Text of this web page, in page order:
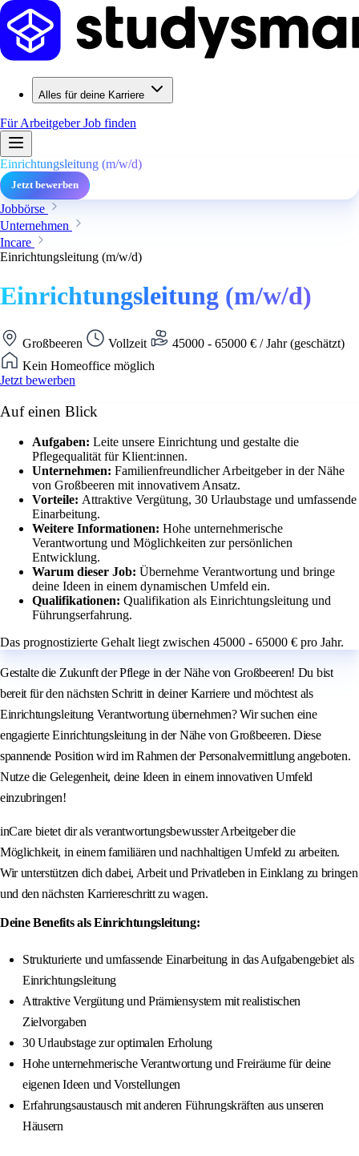
Alles für deine Karriere
Für ArbeitgeberJob finden
Einrichtungsleitung (m/w/d)
Jetzt bewerben
Jobbörse
Unternehmen
Incare
Einrichtungsleitung (m/w/d)
Einrichtungsleitung (m/w/d)
Großbeeren Vollzeit
45000 - 65000 € / Jahr (geschätzt)
Kein Homeoffice möglich
Jetzt bewerben
Auf einen Blick
Aufgaben: Leite unsere Einrichtung und gestalte die
Pflegequalität für Klient:innen.
Unternehmen: Familienfreundlicher Arbeitgeber in der Nähe
von Großbeeren mit innovativem Ansatz.
Vorteile: Attraktive Vergütung, 30 Urlaubstage und umfassende
Einarbeitung.
Weitere Informationen: Hohe unternehmerische
Verantwortung und Möglichkeiten zur persönlichen
Entwicklung.
Warum dieser Job: Übernehme Verantwortung und bringe
deine Ideen in einem dynamischen Umfeld ein.
Qualifikationen: Qualifikation als Einrichtungsleitung und
Führungserfahrung.
Das prognostizierte Gehalt liegt zwischen 45000 - 65000 € pro Jahr.
Gestalte die Zukunft der Pflege in der Nähe von Großbeeren! Du bist
bereit für den nächsten Schritt in deiner Karriere und möchtest als
Einrichtungsleitung Verantwortung übernehmen? Wir suchen eine
engagierte Einrichtungsleitung in der Nähe von Großbeeren. Diese
spannende Position wird im Rahmen der Personalvermittlung angeboten.
Nutze die Gelegenheit, deine Ideen in einem innovativen Umfeld
einzubringen!
inCare bietet dir als verantwortungsbewusster Arbeitgeber die
Möglichkeit, in einem familiären und nachhaltigen Umfeld zu arbeiten.
Wir unterstützen dich dabei, Arbeit und Privatleben in Einklang zu bringen
und den nächsten Karriereschritt zu wagen.
Deine Benefits als Einrichtungsleitung:
Strukturierte und umfassende Einarbeitung in das Aufgabengebiet als
Einrichtungsleitung
Attraktive Vergütung und Prämiensystem mit realistischen
Zielvorgaben
30 Urlaubstage zur optimalen Erholung
Hohe unternehmerische Verantwortung und Freiräume für deine
eigenen Ideen und Vorstellungen
Erfahrungsaustausch mit anderen Führungskräften aus unseren
Häusern